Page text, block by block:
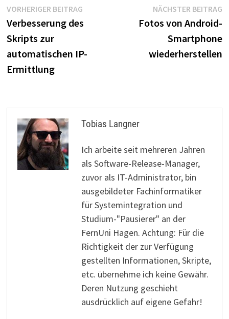
Beitragsnavigation
VORHERIGER BEITRAGVorheriger
Beitrag:
Verbesserung des
Skripts zur
automatischen IP-
Ermittlung
NÄCHSTER BEITRAG
Fotos von Android-
Smartphone
wiederherstellen
Tobias Langner
Ich arbeite seit mehreren Jahren
als Software-Release-Manager,
zuvor als IT-Administrator, bin
ausgebildeter Fachinformatiker
für Systemintegration und
Studium-"Pausierer" an der
FernUni Hagen. Achtung: Für die
Richtigkeit der zur Verfügung
gestellten Informationen, Skripte,
etc. übernehme ich keine Gewähr.
Deren Nutzung geschieht
ausdrücklich auf eigene Gefahr!